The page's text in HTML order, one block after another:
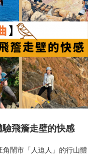
驗飛簷走壁的快感
鬧市「人迫人」的行山體